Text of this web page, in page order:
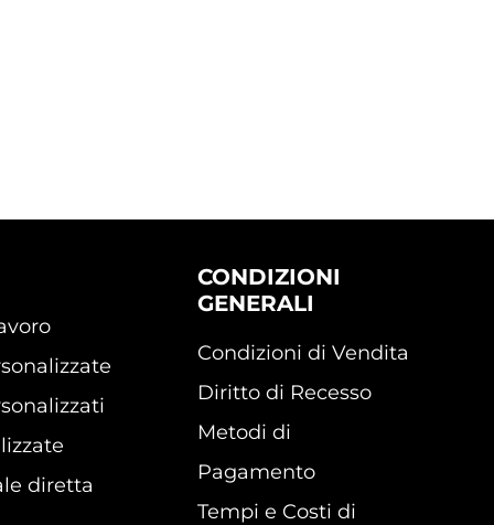
diretta
CONDIZIONI
GENERALI
Condizioni di Vendita
Diritto di Recesso
Metodi di
Pagamento
Tempi e Costi di